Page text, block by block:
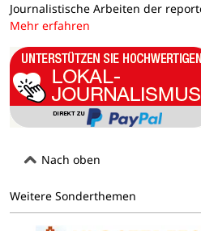
Journalistische Arbeiten der
Mehr erfahren
Nach oben
Weitere Sonderthemen